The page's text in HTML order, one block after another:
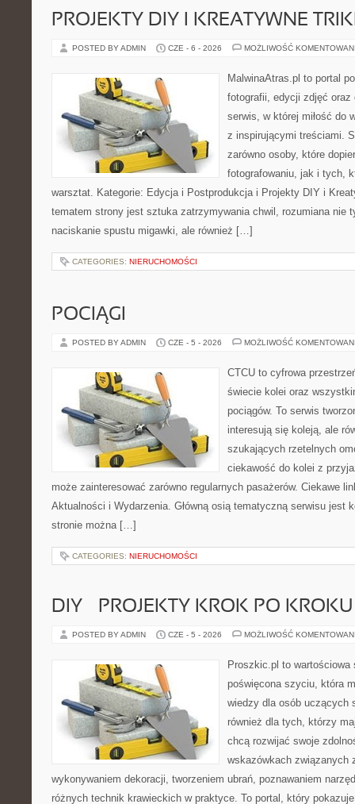
PROJEKTY DIY I KREATYWNE
POSTED BY ADMIN CZE - 6 - 2026 MOŻLIWOŚĆ
MalwinaAtras.pl to portal
fotografii, edycji zdjęć oraz
serwis, w której miłość do
z inspirującymi treściami.
zarówno osoby, które
fotografowaniu, jak i tych,
warsztat. Kategorie: Edycja i Postprodukcja i Projekty DIY i
tematem strony jest sztuka zatrzymywania chwil, rozumiana nie
naciskanie spustu migawki, ale również […]
CATEGORIES: NIERUCHOMOŚCI
POCIĄGI
POSTED BY ADMIN CZE - 5 - 2026 MOŻLIWOŚĆ
CTCU to cyfrowa
świecie kolei oraz
pociągów. To serwis
interesują się koleją, ale
szukających rzetelnych
ciekawość do kolei z
może zainteresować zarówno regularnych pasażerów. Ciekawe
Aktualności i Wydarzenia. Główną osią tematyczną serwisu jest
stronie można […]
CATEGORIES: NIERUCHOMOŚCI
DIY – PROJEKTY KROK PO KROKU
POSTED BY ADMIN CZE - 5 - 2026 MOŻLIWOŚĆ
Proszkic.pl to wartościowa
poświęcona szyciu, która
wiedzy dla osób uczących
również dla tych, którzy
chcą rozwijać swoje
wskazówkach związanych
wykonywaniem dekoracji, tworzeniem ubrań, poznawaniem
różnych technik krawieckich w praktyce. To portal, który